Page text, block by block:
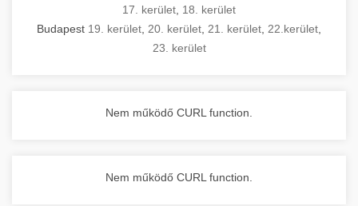
17. kerület 18. kerület
Budapest 19. kerület 20. kerület 21. kerület 22.kerület
23. kerület
Nem működő CURL function.
Nem működő CURL function.